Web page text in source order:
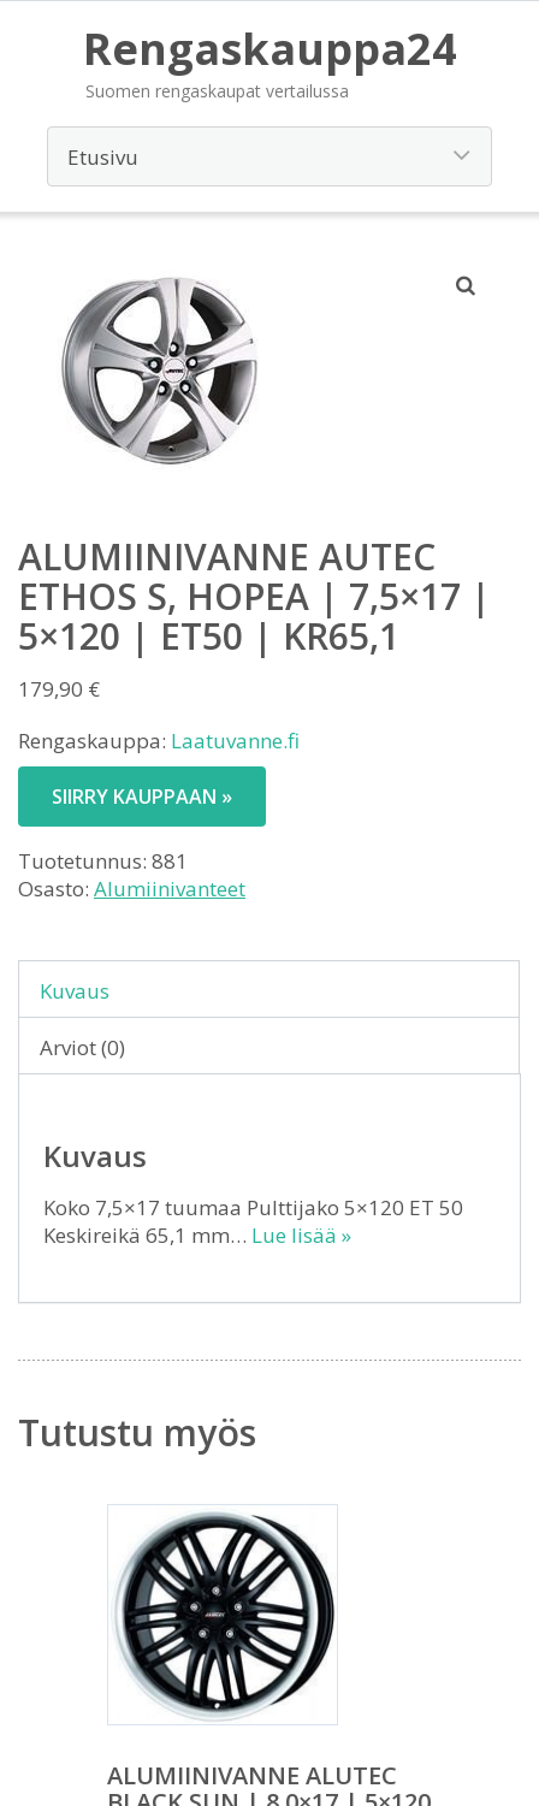
Rengaskauppa24
Suomen rengaskaupat vertailussa
ALUMIINIVANNE AUTEC
ETHOS S, HOPEA | 7,5×17 |
5×120 | ET50 | KR65,1
179,90 €
Rengaskauppa: Laatuvanne.fi
SIIRRY KAUPPAAN »
Tuotetunnus: 881
Osasto: Alumiinivanteet
Kuvaus
Arviot (0)
Kuvaus
Koko 7,5×17 tuumaa Pulttijako 5×120 ET 50
Keskireikä 65,1 mm… Lue lisää »
Tutustu myös
ALUMIINIVANNE ALUTEC